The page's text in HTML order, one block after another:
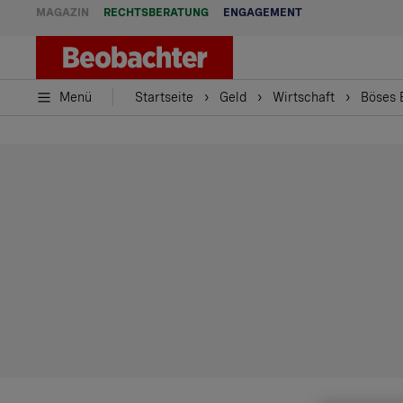
MAGAZIN RECHTSBERATUNG ENGAGEMENT
Menü Startseite Geld Wirtschaft Böses